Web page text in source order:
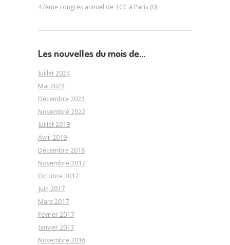
47ème congrès annuel de TCC à Paris (0)
Les nouvelles du mois de...
Juillet 2024
Mai 2024
Décembre 2023
Novembre 2022
Juillet 2019
Avril 2019
Décembre 2018
Novembre 2017
Octobre 2017
Juin 2017
Mars 2017
Février 2017
Janvier 2017
Novembre 2016